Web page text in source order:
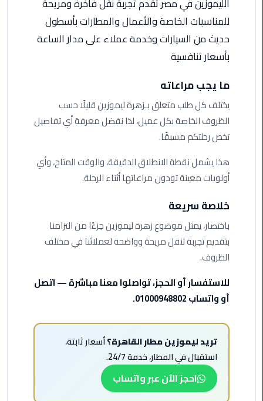
مرسيدس
بالسائق
ليموزين
مطار
العلمين
الجديدة
ليموزين
الاسكندريه
السويس
تاكسي
المطار
ليموزين
الاسكندريه
الشيخ
للمناسبات الخاصة والأعمال والمطارات بأسطول
حديث من السيارات وخدمة عملاء على مدار الساعة
بأسعار تنافسية
ما يجب مراعاته
يختلف كل طلب متعلق بـزهرة ليموزين قليلًا حسب
الظروف الخاصة بكل عميل، لذا نفضل معرفة أي تفاصيل
تخص رحلتكم مسبقًا.
هذا يشمل نقطة الانطلاق الدقيقة، والوقت المتاح، وأي
أولويات معينة تودون مراعاتها أثناء الرحلة.
خلاصة سريعة
باختصار، يمثل موضوع زهرة ليموزين جزءًا من التزامنا
بتقديم تجربة تنقل مريحة وواضحة لعملائنا في مختلف
الظروف.
للاستفسار أو الحجز، تواصلوا معنا مباشرة — اتصل
أو واتساب 01000948802.
تريد ليموزين مطار القاهرة؟أسعار ثابتة،
استقبال في المطار، خدمة 24/7.
احجز الآن عبر واتساب